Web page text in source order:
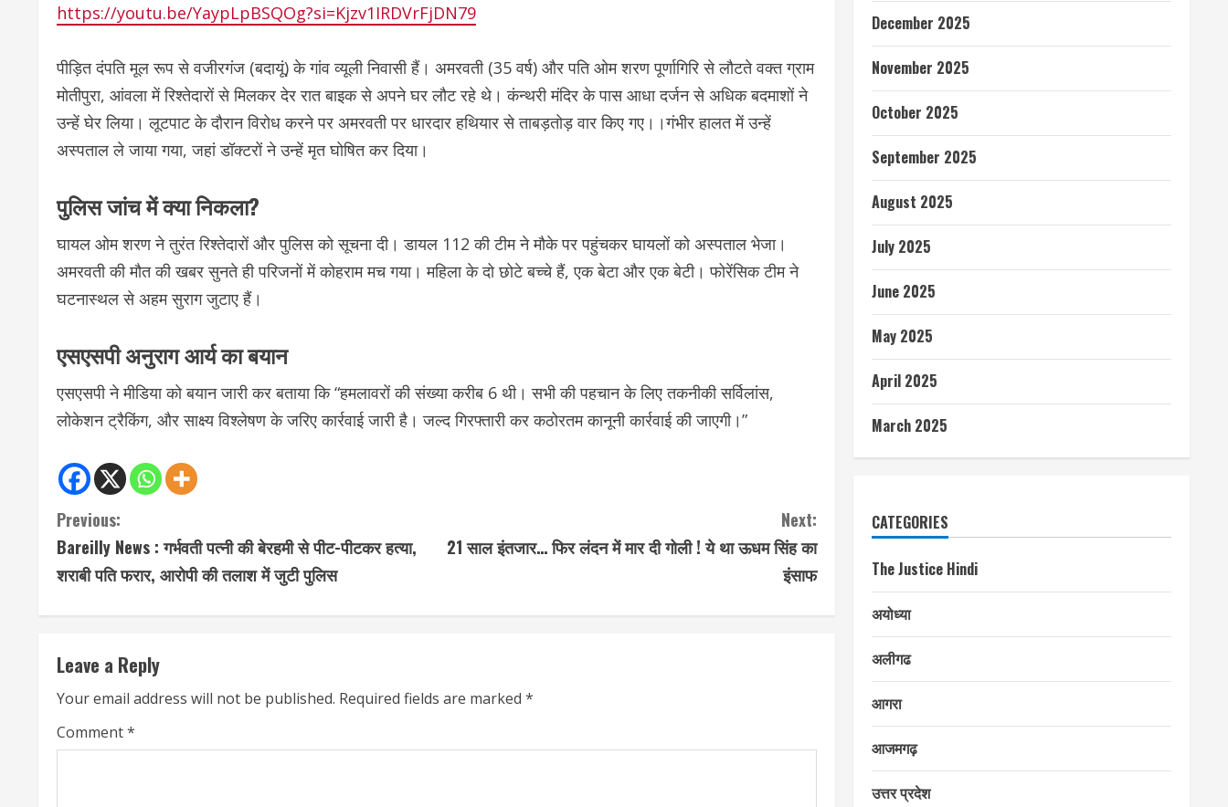
https://youtu.be/YaypLpBSQOg?si=Kjzv1IRDVrFjDN79
पीड़ित दंपति मूल रूप से वजीरगंज (बदायूं) के गांव व्यूली निवासी हैं। अमरवती (35 वर्ष) और पति ओम शरण पूर्णागिरि से लौटते वक्त ग्राम
मोतीपुरा, आंवला में रिश्तेदारों से मिलकर देर रात बाइक से अपने घर लौट रहे थे। कंन्थरी मंदिर के पास आधा दर्जन से अधिक बदमाशों ने
उन्हें घेर लिया। लूटपाट के दौरान विरोध करने पर अमरवती पर धारदार हथियार से ताबड़तोड़ वार किए गए।।गंभीर हालत में उन्हें
अस्पताल ले जाया गया, जहां डॉक्टरों ने उन्हें मृत घोषित कर दिया।
पुलिस जांच में क्या निकला?
घायल ओम शरण ने तुरंत रिश्तेदारों और पुलिस को सूचना दी। डायल 112 की टीम ने मौके पर पहुंचकर घायलों को अस्पताल भेजा।
अमरवती की मौत की खबर सुनते ही परिजनों में कोहराम मच गया। महिला के दो छोटे बच्चे हैं, एक बेटा और एक बेटी। फोरेंसिक टीम ने
घटनास्थल से अहम सुराग जुटाए हैं।
एसएसपी अनुराग आर्य का बयान
एसएसपी ने मीडिया को बयान जारी कर बताया कि “हमलावरों की संख्या करीब 6 थी। सभी की पहचान के लिए तकनीकी सर्विलांस,
लोकेशन ट्रैकिंग, और साक्ष्य विश्लेषण के जरिए कार्रवाई जारी है। जल्द गिरफ्तारी कर कठोरतम कानूनी कार्रवाई की जाएगी।”
C
o
i
n
u
Previous:
Bareilly News : गर्भवती पत्नी की बेरहमी से पीट-पीटकर हत्या,
शराबी पति फरार, आरोपी की तलाश में जुटी पुलिस
Next:
21 साल इंतजार… फिर लंदन में मार दी गोली ! ये था ऊधम सिंह का
इंसाफ
Leave a Reply
Your email address will not be published. Required fields are marked *
Comment*
December 2025
November 2025
October 2025
September 2025
August 2025
July 2025
June 2025
May 2025
April 2025
March 2025
CATEGORIES
The Justice Hindi
अयोध्या
अलीगढ
आगरा
आजमगढ़
उत्तर प्रदेश